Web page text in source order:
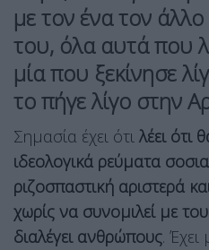
με τον ένα τον
του, όλα αυτά που
μία που ξεκίνησε
το πήγε λίγο στην
Σημασία έχει ότι λέει ότι
ιδεολογικά ρεύματα
ριζοσπαστική αριστερά
χωρίς να συνομιλεί με
διαλέγει ανθρώπους.